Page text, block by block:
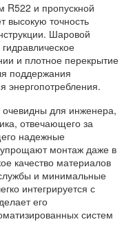
R522 и пропускной
высокую точность
Шаровой
и плотное перекрытие
поддержания
энергопотребления.
для инженера,
отвечающего за
надежные
монтаж даже в
качество материалов
и минимальные
интегрируется с
его
систем